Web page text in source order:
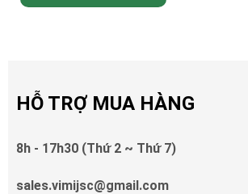
HỖ TRỢ MUA HÀNG
8h - 17h30 (Thứ 2 ~ Thứ 7)
sales.vimijsc@gmail.com